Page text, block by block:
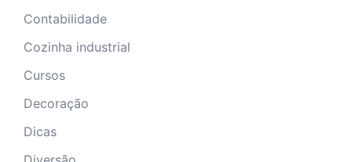
Contabilidade
Cozinha industrial
Cursos
Decoração
Dicas